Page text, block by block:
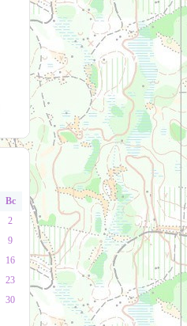
Вс
2
9
16
23
30